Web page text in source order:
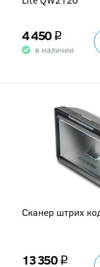
4 450 q
в наличии
Сканер штрих
13 350 q